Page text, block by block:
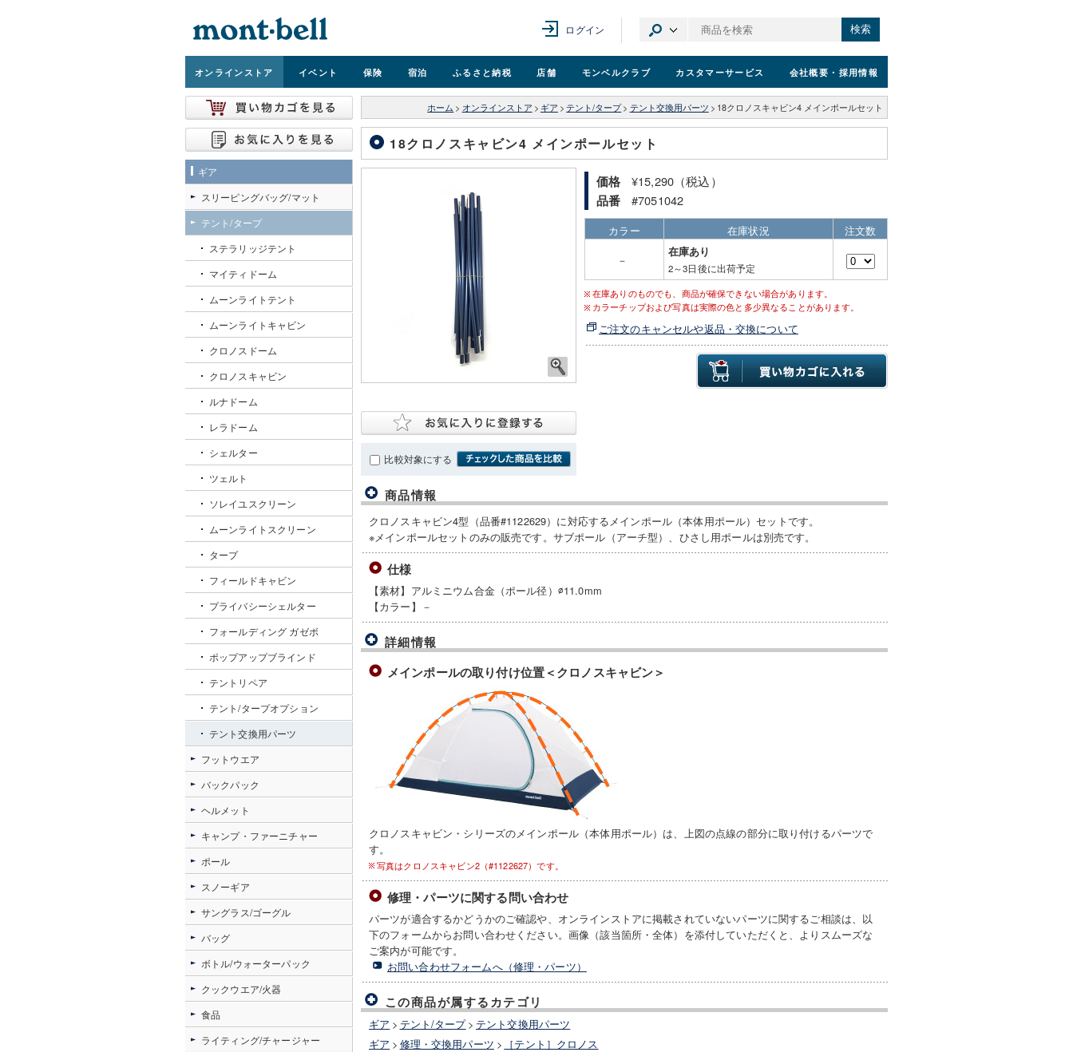
ログイン 検索
オンラインストア イベント 保険 宿泊 ふるさと納税 店舗 モンベルクラブ カスタマーサービス 会社概要 ・採用情報
ホーム > オンラインストア > ギア > テント/タープ> テント交換用パーツ > 18クロノスキャビン4 メインポールセット
18クロノスキャビン4 メインポールセット
比較対象にする
価格 ¥15,290（税込）
品番 #7051042
カラー 在庫状況
注文数
－
在庫あり
2～3日後に出荷予定
在庫ありのものでも、商品が確保できない場合があります。
カラーチップおよび写真は実際の色と多少異なることがあります。
ご注文のキャンセルや返品・交換について
商品情報
クロノスキャビン4型（品番#1122629）に対応するメインポール（本体用ポール）セットです。
※メインポールセットのみの販売です。サブポール（アーチ型）、ひさし用ポールは別売です。
仕様
【素材】アルミニウム合金（ポール径）∅11.0mm
【カラー】－
詳細情報
メインポールの取り付け位置＜クロノスキャビン＞
クロノスキャビン・シリーズのメインポール（本体用ポール）は、上図の点線の部分に取り付けるパーツで
す。
写真はクロノスキャビン2（#1122627）です。
修理・パーツに関する問い合わせ
パーツが適合するかどうかのご確認や、オンラインストアに掲載されていないパーツに関するご相談は、以
下のフォームからお問い合わせください。画像（該当箇所・全体）を添付していただくと、よりスムーズな
ご案内が可能です。
お問い合わせフォームへ（修理・パーツ）
この商品が属するカテゴリ
ギア > テント/タープ> テント交換用パーツ
ギア > 修理・交換用パーツ > ［テント］クロノス
ギア
スリーピングバッグ/マット
テント/タープ
ステラリッジテント
マイティドーム
ムーンライトテント
ムーンライトキャビン
クロノスドーム
クロノスキャビン
ルナドーム
レラドーム
シェルター
ツェルト
ソレイユスクリーン
ムーンライトスクリーン
タープ
フィールドキャビン
プライバシーシェルター
フォールディング ガゼボ
ポップアップブラインド
テントリペア
テント/タープオプション
テント交換用パーツ
フットウエア
バックパック
ヘルメット
キャンプ・ファーニチャー
ポール
スノーギア
サングラス/ゴーグル
バッグ
ボトル/ウォーターパック
クックウエア/火器
食品
ライティング/チャージャー